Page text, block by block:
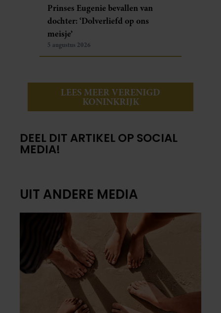
Prinses Eugenie bevallen van
dochter: ‘Dolverliefd op ons
meisje’
5 augustus 2026
LEES MEER VERENIGD
KONINKRIJK
DEEL DIT ARTIKEL OP SOCIAL
MEDIA!
UIT ANDERE MEDIA